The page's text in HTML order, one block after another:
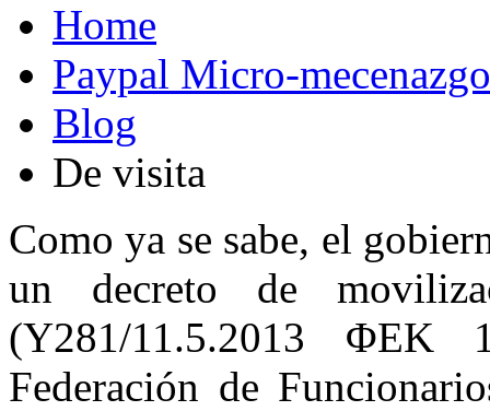
Home
Paypal Micro-mecenazgo
Blog
De visita
Como ya se sabe, el
un decreto de
(Y281/11.5.2013 ΦΕΚ
Federación de